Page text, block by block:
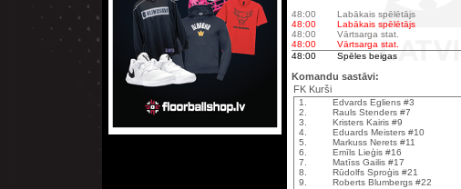
48:00
Labākais spēlētājs
48:00
Labākais spēlētājs
48:00
Vārtsarga stat.
48:00
Vārtsarga stat.
48:00
Spēles beigas
Komandu sastāvi:
FK Kurši
1. Edvards Egliens #3
2.
Rauls Stenders #7
3.
Kristers Kairis #9
4.
Eduards Meisters #10
5.
Markuss Nerets #11
6.
Emīls Lieģis #16
7.
Matīss Gailis #17
8.
Rūdolfs Sproģis #21
9.
Roberts Blumbergs #22